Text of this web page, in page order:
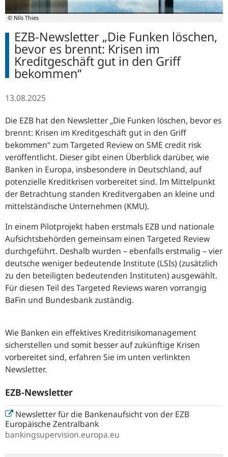
© Nils Thies
EZB-Newsletter „Die Funken löschen,
bevor es brennt: Krisen im
Kreditgeschäft gut in den Griff
bekommen“
13.08.2025
Die EZB hat den Newsletter „Die Funken löschen, bevor es
brennt: Krisen im Kreditgeschäft gut in den Griff
bekommen“ zum Targeted Review on SME credit risk
veröffentlicht. Dieser gibt einen Überblick darüber, wie
Banken in Europa, insbesondere in Deutschland, auf
potenzielle Kreditkrisen vorbereitet sind. Im Mittelpunkt
der Betrachtung standen Kreditvergaben an kleine und
mittelständische Unternehmen (KMU).
In einem Pilotprojekt haben erstmals EZB und nationale
Aufsichtsbehörden gemeinsam einen Targeted Review
durchgeführt. Deshalb wurden – ebenfalls erstmalig – vier
deutsche weniger bedeutende Institute (LSIs) (zusätzlich
zu den beteiligten bedeutenden Instituten) ausgewählt.
Für diesen Teil des Targeted Reviews waren vorrangig
BaFin und Bundesbank zuständig.
Wie Banken ein effektives Kreditrisikomanagement
sicherstellen und somit besser auf zukünftige Krisen
vorbereitet sind, erfahren Sie im unten verlinkten
Newsletter.
EZB-Newsletter
Newsletter für die Bankenaufsicht von der EZB
Europäische Zentralbank
bankingsupervision.europa.eu